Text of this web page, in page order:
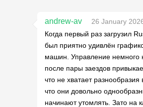
andrew-av
26 January
Когда первый раз загрузил
был приятно удивлён
машин. Управление немного
после пары заездов
что не хватает разнообразия
что они довольно
начинают утомлять. Зато на